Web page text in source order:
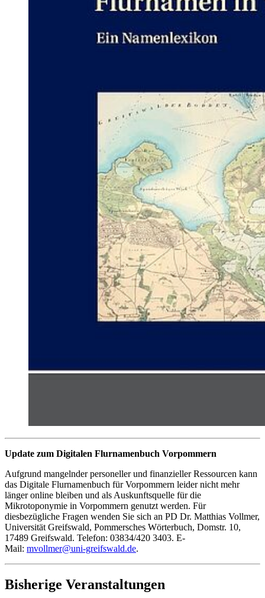
Update zum Digitalen Flurnamenbuch Vorpommern
Aufgrund mangelnder personeller und finanzieller Ressourcen kann
das Digitale Flurnamenbuch für Vorpommern leider nicht mehr
länger online bleiben und als Auskunftsquelle für die
Mikrotoponymie in Vorpommern genutzt werden. Für
diesbezügliche Fragen wenden Sie sich an PD Dr. Matthias Vollmer,
Universität Greifswald, Pommersches Wörterbuch, Domstr. 10,
17489 Greifswald. Telefon: 03834/420 3403. E-
Mail: mvollmer@uni-greifswald.de.
Bisherige Veranstaltungen